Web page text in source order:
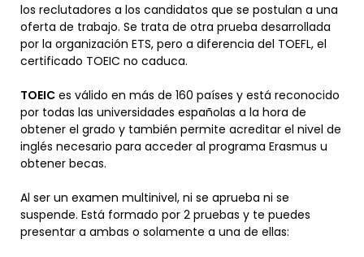
los reclutadores a los candidatos que se postulan a una
oferta de trabajo. Se trata de otra prueba desarrollada
por la organización ETS, pero a diferencia del TOEFL, el
certificado TOEIC no caduca.
TOEIC es válido en más de 160 países y está reconocido
por todas las universidades españolas a la hora de
obtener el grado y también permite acreditar el nivel de
inglés necesario para acceder al programa Erasmus u
obtener becas.
Al ser un examen multinivel, ni se aprueba ni se
suspende. Está formado por 2 pruebas y te puedes
presentar a ambas o solamente a una de ellas: